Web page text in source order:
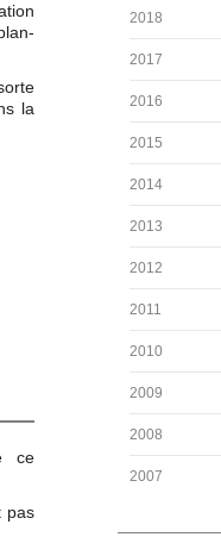
la
ce
pas
2018
2017
2016
2015
2014
2013
2012
2011
2010
2009
2008
2007